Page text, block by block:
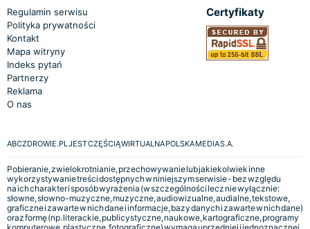
Regulamin serwisu
Polityka prywatności
Kontakt
Mapa witryny
Indeks pytań
Partnerzy
Reklama
O nas
Certyfikaty
ABCZDROWIE.PL JEST CZĘŚCIĄ WIRTUALNA POLSKA MEDIA S.A.
Pobieranie, zwielokrotnianie, przechowywanie lub jakiekolwiek inne
wykorzystywanie treści dostępnych w niniejszym serwisie - bez względu
na ich charakter i sposób wyrażenia (w szczególności lecz nie wyłącznie:
słowne, słowno-muzyczne, muzyczne, audiowizualne, audialne, tekstowe,
graficzne i zawarte w nich dane i informacje, bazy danych i zawarte w nich dane)
oraz formę (np. literackie, publicystyczne, naukowe, kartograficzne, programy